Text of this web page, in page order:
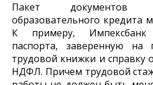
Пакет документов
образовательного кредита
К примеру, Импексбанк
паспорта, заверенную на
трудовой книжки и справку
НДФЛ. Причем трудовой